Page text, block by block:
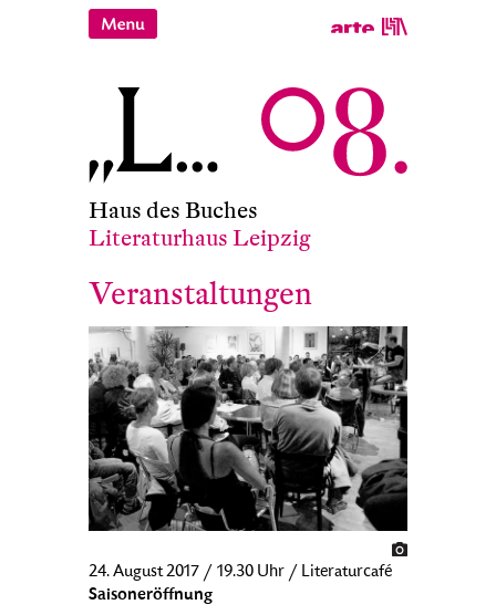
Haus des Buches
Literaturhaus Leipzig
Veranstaltungen
24. August 2017 / 19.30 Uhr / Literaturcafé
Saisoneröffnung